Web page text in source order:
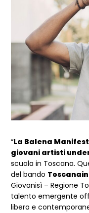
“La Balena
giovani artisti
scuola in Toscana.
del bando
Giovanisì – Regione
talento emergente
libera e